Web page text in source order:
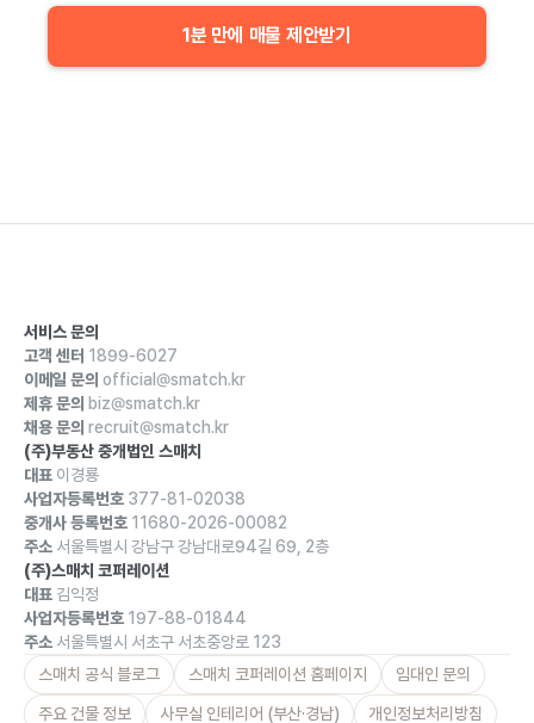
1분 만에 매물 제안받기
서비스 문의
고객 센터 1899-6027
이메일 문의 official@smatch.kr
제휴 문의 biz@smatch.kr
채용 문의 recruit@smatch.kr
(주)부동산 중개법인 스매치
대표 이경룡
사업자등록번호 377-81-02038
중개사 등록번호 11680-2026-00082
주소 서울특별시 강남구 강남대로94길 69, 2층
(주)스매치 코퍼레이션
대표 김익정
사업자등록번호 197-88-01844
주소 서울특별시 서초구 서초중앙로 123
스매치 공식 블로그
스매치 코퍼레이션 홈페이지 임대인 문의
주요 건물 정보 사무실 인테리어 (부산·경남) 개인정보처리방침